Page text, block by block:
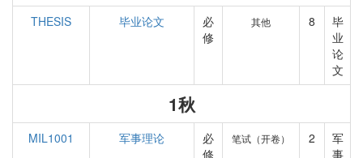
THESIS 毕业论文
必
修
其他 8
毕
业
论
文
1秋
MIL1001 军事理论
必
修
笔试（开卷） 2
军
事